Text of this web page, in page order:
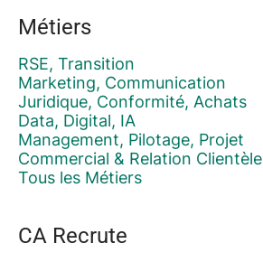
Métiers
RSE, Transition
Marketing, Communication
Juridique, Conformité, Achats
Data, Digital, IA
Management, Pilotage, Projet
Commercial & Relation Clientèle
Tous les Métiers
CA Recrute